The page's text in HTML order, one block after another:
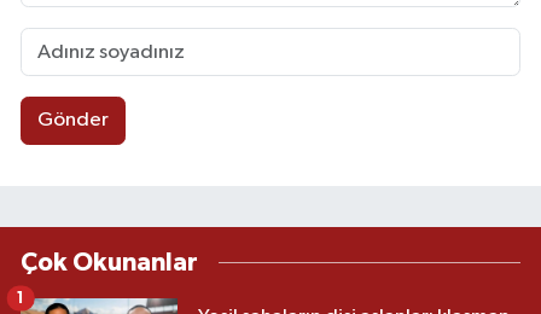
Gönder
Çok Okunanlar
1